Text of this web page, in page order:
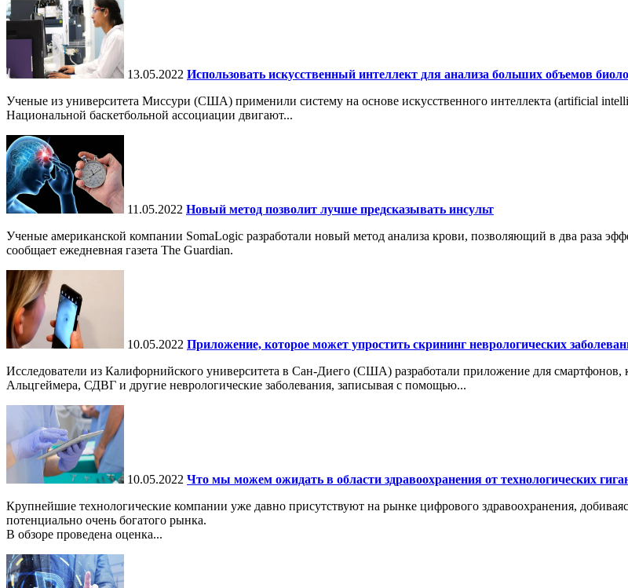
13.05.2022 Использовать искусственный интеллект для анализа больших объемов
Ученые из университета Миссури (США) применили систему на основе искусственного интеллекта (artificial
Национальной баскетбольной ассоциации двигают...
11.05.2022 Новый метод позволит лучше предсказывать инсульт
Ученые американской компании SomaLogic разработали новый метод анализа крови, позволяющий в два раза
сообщает ежедневная газета The Guardian.
10.05.2022 Приложение, которое может упростить скрининг неврологических
Исследователи из Калифорнийского университета в Сан-Диего (США) разработали приложение для смартфонов,
Альцгеймера, СДВГ и другие неврологические заболевания, записывая с помощью...
10.05.2022 Что мы можем ожидать в области здравоохранения от технологических
Крупнейшие технологические компании уже давно присутствуют на рынке цифрового здравоохранения,
потенциально очень богатого рынка.
В обзоре проведена оценка...